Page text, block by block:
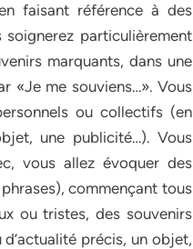
faisant référence à des
particulièrement
marquants, dans une
«Je me souviens…». Vous
ou collectifs (en
une publicité…). Vous
vous allez évoquer des
commençant tous
ou tristes, des souvenirs
précis, un objet,